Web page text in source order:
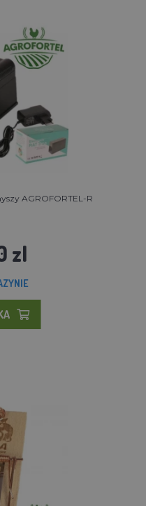
AGROFORTEL-R
zl